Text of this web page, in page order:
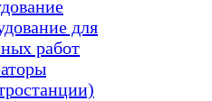
для
работ